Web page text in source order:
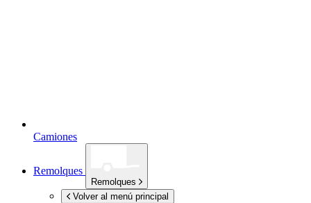
Camiones
Remolques
Remolques
Volver al menú principal